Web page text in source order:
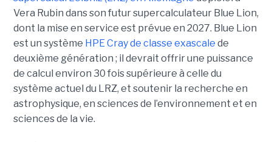
Vera Rubin dans son futur supercalculateur Blue Lion,
dont la mise en service est prévue en 2027. Blue Lion
est un système HPE Cray de classe exascale de
deuxième génération ; il devrait offrir une puissance
de calcul environ 30 fois supérieure à celle du
système actuel du LRZ, et soutenir la recherche en
astrophysique, en sciences de l’environnement et en
sciences de la vie.